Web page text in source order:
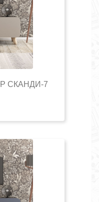
СКАНДИ-7